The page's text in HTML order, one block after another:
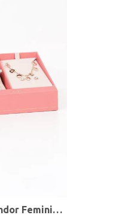
Relógio + Acessório Condor Feminino PRATA